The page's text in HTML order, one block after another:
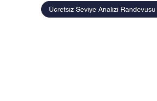
Ücretsiz Seviye Analizi Randevusu